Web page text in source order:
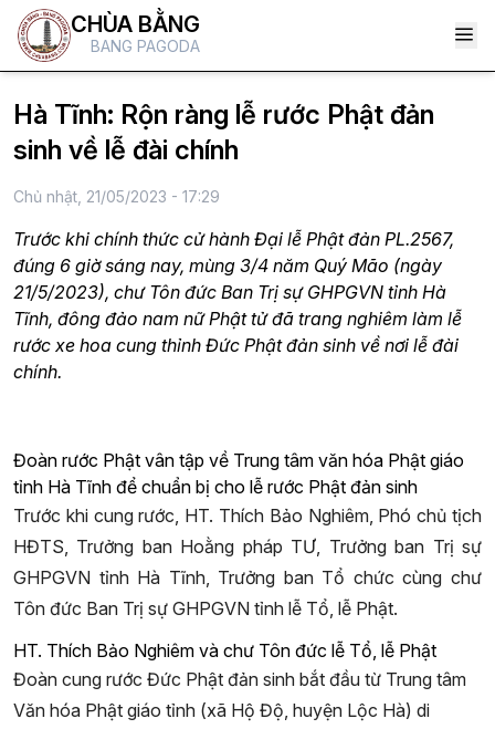
CHÙA BẰNG
BANG PAGODA
Hà Tĩnh: Rộn ràng lễ rước Phật đản
sinh về lễ đài chính
Chủ nhật, 21/05/2023 - 17:29
Trước khi chính thức cử hành Đại lễ Phật đản PL.2567,
đúng 6 giờ sáng nay, mùng 3/4 năm Quý Mão (ngày
21/5/2023), chư Tôn đức Ban Trị sự GHPGVN tỉnh Hà
Tĩnh, đông đảo nam nữ Phật tử đã trang nghiêm làm lễ
rước xe hoa cung thỉnh Đức Phật đản sinh về nơi lễ đài
chính.
Đoàn rước Phật vân tập về Trung tâm văn hóa Phật giáo
tỉnh Hà Tĩnh để chuẩn bị cho lễ rước Phật đản sinh
Trước khi cung rước, HT. Thích Bảo Nghiêm, Phó chủ tịch
HĐTS, Trưởng ban Hoằng pháp TƯ, Trưởng ban Trị sự
GHPGVN tỉnh Hà Tĩnh, Trưởng ban Tổ chức cùng chư
Tôn đức Ban Trị sự GHPGVN tỉnh lễ Tổ, lễ Phật.
HT. Thích Bảo Nghiêm và chư Tôn đức lễ Tổ, lễ Phật
Đoàn cung rước Đức Phật đản sinh bắt đầu từ Trung tâm
Văn hóa Phật giáo tỉnh (xã Hộ Độ, huyện Lộc Hà) di